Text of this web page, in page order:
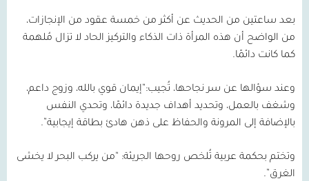
بعد ساعتين من الحديث عن أكثر من خمسة عقود من الإنجازات،
من الواضح أن هذه المرأة ذات الذكاء والتركيز الحاد لا تزال مُلهمة
كما كانت دائمًا.
وعند سؤالها عن سر نجاحها، تُجيب:“إيمان قوي بالله، وزوج داعم،
وشغف بالعمل، وتحديد أهداف جديدة دائمًا، وتحدي النفس
بالإضافة إلى المرونة والحفاظ على ذهن هادئ بطاقة إيجابية”.
وتختم بحكمة عربية تُلخص روحها الجريئة: “من يركب البحر لا يخشى
الغرق”.